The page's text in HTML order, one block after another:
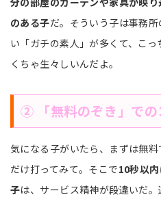
のある子だ。そういう子は事務
い「ガチの素人」が多くて、こ
くちゃ生々しいんだよ。
② 「無料のぞき」での
気になる子がいたら、まずは無
だけ打ってみて。そこで10秒以
子は、サービス精神が段違いだ